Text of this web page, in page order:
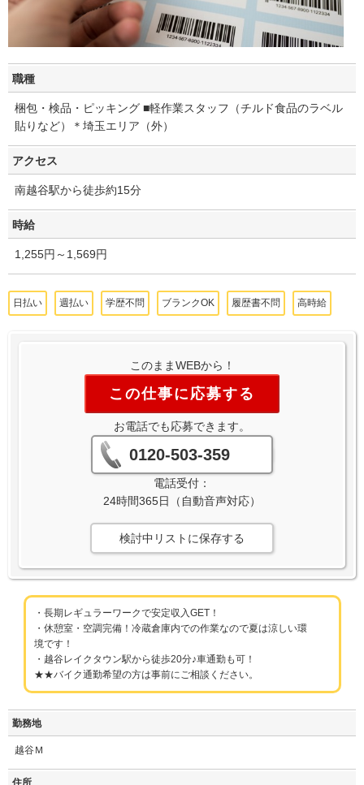
職種
梱包・検品・ピッキング ■軽作業スタッフ（チルド食品のラベル
貼りなど）＊埼玉エリア（外）
アクセス
南越谷駅から徒歩約15分
時給
1,255円～1,569円
日払い 週払い 学歴不問 ブランクOK 履歴書不問 高時給
このままWEBから！
この仕事に応募する
お電話でも応募できます。
0120-503-359
電話受付：
24時間365日（自動音声対応）
検討中リストに保存する
・長期レギュラーワークで安定収入GET！
・休憩室・空調完備！冷蔵倉庫内での作業なので夏は涼しい環
境です！
・越谷レイクタウン駅から徒歩20分♪車通勤も可！
★★バイク通勤希望の方は事前にご相談ください。
勤務地
越谷Ｍ
住所